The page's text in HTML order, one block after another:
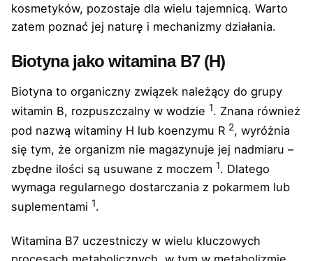
kosmetyków, pozostaje dla wielu tajemnicą. Warto
zatem poznać jej naturę i mechanizmy działania.
Biotyna jako witamina B7 (H)
Biotyna to organiczny związek należący do grupy
witamin B, rozpuszczalny w wodzie 1. Znana również
pod nazwą witaminy H lub koenzymu R 2, wyróżnia
się tym, że organizm nie magazynuje jej nadmiaru –
zbędne ilości są usuwane z moczem 1. Dlatego
wymaga regularnego dostarczania z pokarmem lub
suplementami 1.
Witamina B7 uczestniczy w wielu kluczowych